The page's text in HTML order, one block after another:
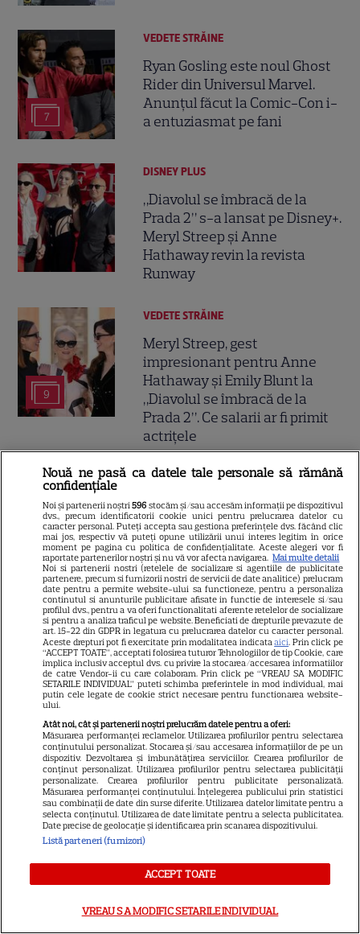
7
VEDETE STRĂINE
Ryan Gosling este noul Ghost
Rider din Universul Marvel.
Anunțul făcut la Comic-Con i-
a entuziasmat pe fani
DISNEY PLUS
„Diavolul se îmbracă de la
Prada 2” s-a lansat pe Disney+.
Meryl Streep și Anne
Hathaway revin la revista
Runway
9
VEDETE STRĂINE
Meryl Streep, gest
impresionant pentru Anne
Hathaway și Emily Blunt la
„Diavolul se îmbracă de la
Prada 2”. Ce salarii ar fi primit
actrițele
13
VEDETE STRĂINE
Tom Holland, decizie radicală
pentru noul său film! Ce
promisiune a făcut actorul
după momentele virale în care
a făcut senzație prin dans
13
SKYSHOWTIME
Scarlett Johansson și Kristin
Scott Thomas, din nou mamă
și fiică pe ecran în „My
apare filmul pe SkyShowtime
9
PRIME VIDEO
Jamie Campbell Bower, starul
din „Stranger Things”, intră în
universul „Stăpânul Inelelor”.
Ce rol legendar va interpreta în
sezonul 3
NETFLIX
Nouă ne pasă ca datele tale personale să rămână
confidențiale
Noi și partenerii noștri596 stocăm și/sau accesăm informații pe dispozitivul
dvs., precum identificatorii cookie unici pentru prelucrarea datelor cu
caracter personal. Puteți accepta sau gestiona preferințele dvs. făcând clic
mai jos, respectiv vă puteți opune utilizării unui interes legitim în orice
moment pe pagina cu politica de confidențialitate. Aceste alegeri vor fi
raportate partenerilor noștri și nu vă vor afecta navigarea. Mai multe detalii
Noi si partenerii nostri (retelele de socializare si agentiile de publicitate
partenere, precum si furnizorii nostri de servicii de date analitice) prelucram
date pentru a permite website-ului sa functioneze, pentru a personaliza
continutul si anunturile publicitare afisate in functie de interesele si/sau
profilul dvs., pentru a va oferi functionalitati aferente retelelor de socializare
si pentru a analiza traficul pe website. Beneficiati de drepturile prevazute de
art. 15-22 din GDPR in legatura cu prelucrarea datelor cu caracter personal.
Aceste drepturi pot fi exercitate prin modalitatea indicataaici. Prin click pe
“ACCEPT TOATE”, acceptati folosirea tuturor Tehnologiilor de tip Cookie, care
implica inclusiv acceptul dvs. cu privire la stocarea/accesarea informatiilor
de catre Vendor-ii cu care colaboram. Prin click pe “VREAU SA MODIFIC
SETARILE INDIVIDUAL” puteti schimba preferintele in mod individual, mai
putin cele legate de cookie strict necesare pentru functionarea website-
ului.
Atât noi, cât și partenerii noștri prelucrăm datele pentru a oferi:
Măsurarea performanței reclamelor. Utilizarea profilurilor pentru selectarea
conținutului personalizat. Stocarea și/sau accesarea informațiilor de pe un
dispozitiv. Dezvoltarea și îmbunătățirea serviciilor. Crearea profilurilor de
conținut personalizat. Utilizarea profilurilor pentru selectarea publicității
personalizate. Crearea profilurilor pentru publicitate personalizată.
Măsurarea performanței conținutului. Înțelegerea publicului prin statistici
sau combinații de date din surse diferite. Utilizarea datelor limitate pentru a
selecta conținutul. Utilizarea de date limitate pentru a selecta publicitatea.
Date precise de geolocație și identificarea prin scanarea dispozitivului.
Listă parteneri (furnizori)
ACCEPT TOATE
VREAU SA MODIFIC SETARILE INDIVIDUAL